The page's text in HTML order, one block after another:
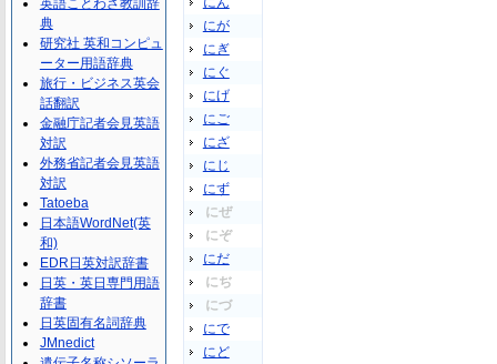
にが
にぎ
にぐ
にげ
にご
にざ
にじ
にず
にぜ
にぞ
にだ
にぢ
にづ
にで
にど
英語ことわざ教訓辞
典
研究社 英和コンピュ
ーター用語辞典
旅行・ビジネス英会
話翻訳
金融庁記者会見英語
対訳
外務省記者会見英語
対訳
Tatoeba
日本語WordNet(英
和)
EDR日英対訳辞書
日英・英日専門用語
辞書
日英固有名詞辞典
JMnedict